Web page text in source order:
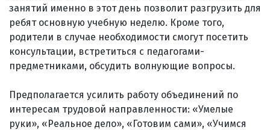
занятий именно в этот день позволит разгрузить для
ребят основную учебную неделю. Кроме того,
родители в случае необходимости смогут посетить
консультации, встретиться с педагогами-
предметниками, обсудить волнующие вопросы.
Предполагается усилить работу объединений по
интересам трудовой направленности: «Умелые
руки», «Реальное дело», «Готовим сами», «Учимся